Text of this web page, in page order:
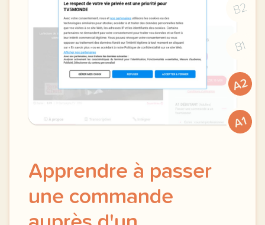
B2
B1
A2
A1
Apprendre à passer
une commande